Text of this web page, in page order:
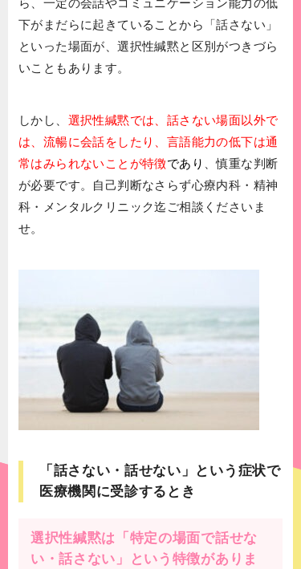
ら、一定の会話やコミュニケーション能力の低
下がまだらに起きていることから「話さない」
といった場面が、選択性緘黙と区別がつきづら
いこともあります。
しかし、 選択性緘黙では、話さない場面以外で
は、流暢に会話をしたり、言語能力の低下は通
常はみられないことが特徴であり
、慎重な判断
が必要です。自己判断なさらず心療内科・精神
科・メンタルクリニック迄ご相談くださいま
せ。
「話さない・話せない」という症状で
医療機関に受診するとき
選択性緘黙は「特定の場面で話せな
い・話さない」という特徴がありま